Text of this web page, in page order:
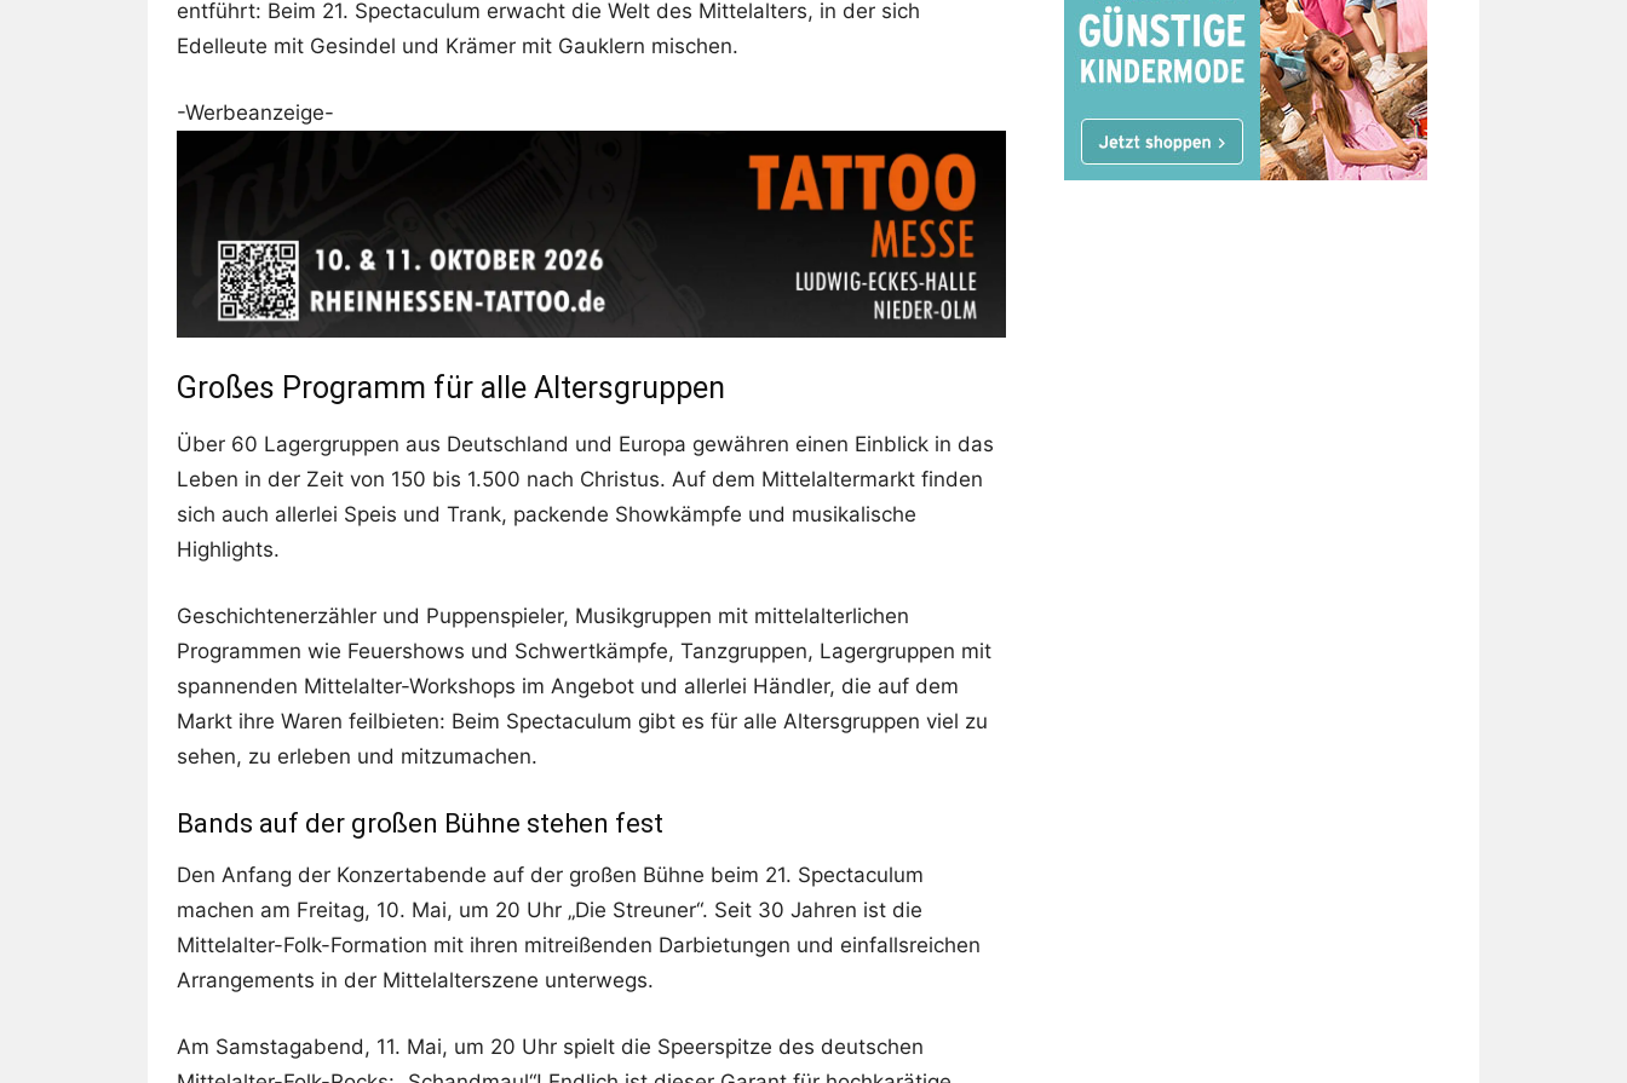
entführt: Beim 21. Spectaculum erwacht die Welt des Mittelalters, in der sich
Edelleute mit Gesindel und Krämer mit Gauklern mischen.
-Werbeanzeige-
Großes Programm für alle Altersgruppen
Über 60 Lagergruppen aus Deutschland und Europa gewähren einen Einblick in das
Leben in der Zeit von 150 bis 1.500 nach Christus. Auf dem Mittelaltermarkt finden
sich auch allerlei Speis und Trank, packende Showkämpfe und musikalische
Highlights.
Geschichtenerzähler und Puppenspieler, Musikgruppen mit mittelalterlichen
Programmen wie Feuershows und Schwertkämpfe, Tanzgruppen, Lagergruppen mit
spannenden Mittelalter-Workshops im Angebot und allerlei Händler, die auf dem
Markt ihre Waren feilbieten: Beim Spectaculum gibt es für alle Altersgruppen viel zu
sehen, zu erleben und mitzumachen.
Bands auf der großen Bühne stehen fest
Den Anfang der Konzertabende auf der großen Bühne beim 21. Spectaculum
machen am Freitag, 10. Mai, um 20 Uhr „Die Streuner“. Seit 30 Jahren ist die
Mittelalter-Folk-Formation mit ihren mitreißenden Darbietungen und einfallsreichen
Arrangements in der Mittelalterszene unterwegs.
Am Samstagabend, 11. Mai, um 20 Uhr spielt die Speerspitze des deutschen